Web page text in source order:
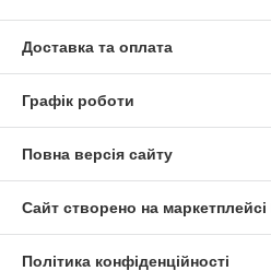
Доставка та оплата
Графік роботи
Повна версія сайту
Сайт створено на маркетплейсі
Політика конфіденційності